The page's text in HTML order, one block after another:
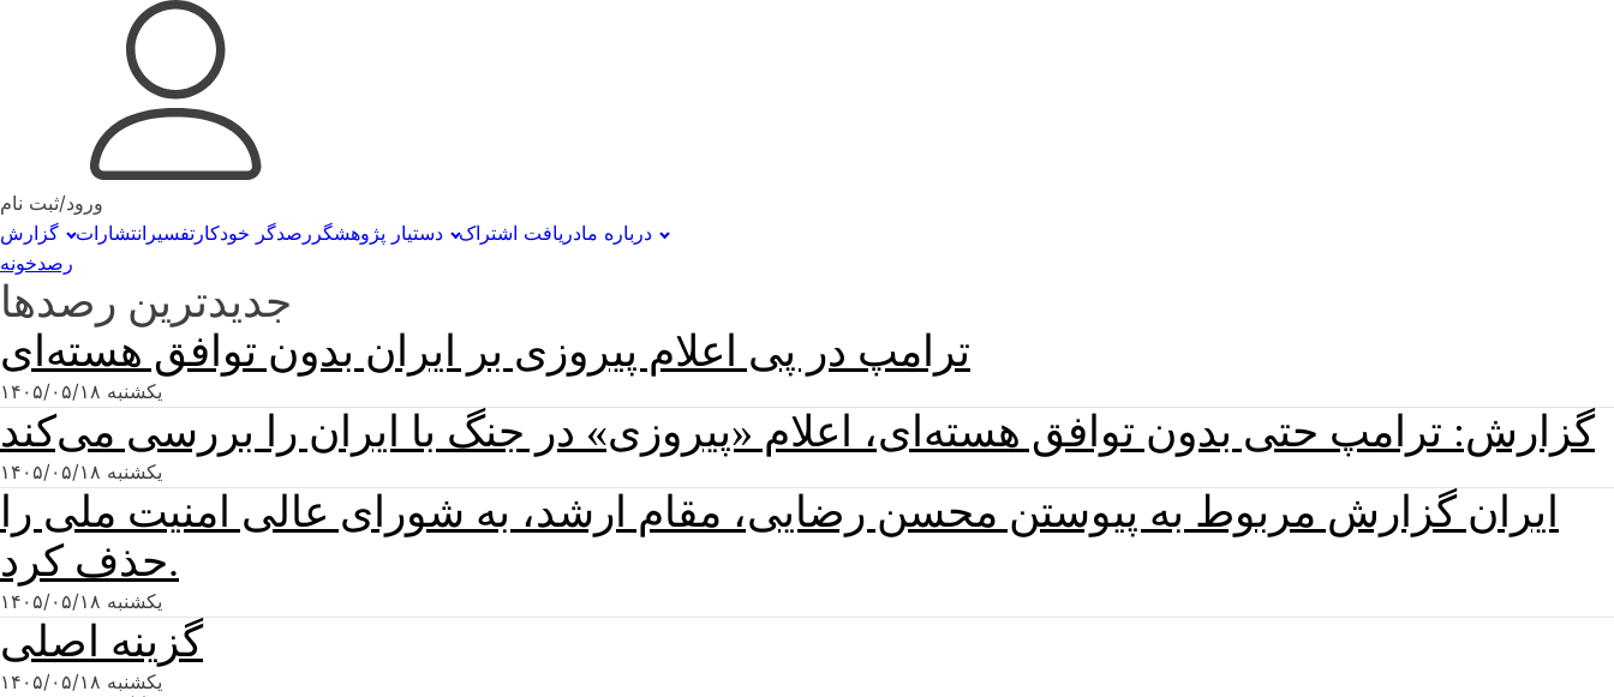
ورود/ثبت نام
گزارش
انتشارات تفسیررصدگر خودکار دستیار پژوهشگر دریافت اشتراکدرباره ما
رصدخونه
جدیدترین رصدها
ترامپ در پی اعلام پیروزی بر ایران بدون توافق هسته‌ای
یکشنبه ۱۴۰۵/۰۵/۱۸
گزارش: ترامپ حتی بدون توافق هسته‌ای، اعلام «پیروزی» در جنگ با ایران را بررسی می‌کند
یکشنبه ۱۴۰۵/۰۵/۱۸
ایران گزارش مربوط به پیوستن محسن رضایی، مقام ارشد، به شورای عالی امنیت ملی را
حذف کرد.
یکشنبه ۱۴۰۵/۰۵/۱۸
گزینه اصلی
یکشنبه ۱۴۰۵/۰۵/۱۸